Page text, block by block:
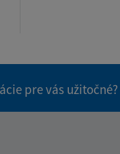
pre vás užitočné?